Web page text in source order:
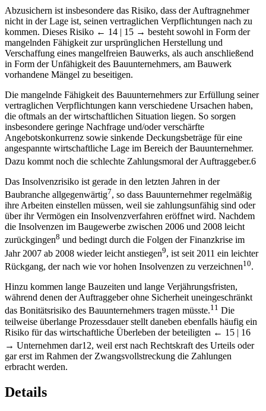
Abzusichern ist insbesondere das Risiko, dass der Auftragnehmer
nicht in der Lage ist, seinen vertraglichen Verpflichtungen nach zu
kommen. Dieses Risiko ← 14 | 15 → besteht sowohl in Form der
mangelnden Fähigkeit zur ursprünglichen Herstellung und
Verschaffung eines mangelfreien Bauwerks, als auch anschließend
in Form der Unfähigkeit des Bauunternehmers, am Bauwerk
vorhandene Mängel zu beseitigen.
Die mangelnde Fähigkeit des Bauunternehmers zur Erfüllung seiner
vertraglichen Verpflichtungen kann verschiedene Ursachen haben,
die oftmals an der wirtschaftlichen Situation liegen. So sorgen
insbesondere geringe Nachfrage und/oder verschärfte
Angebotskonkurrenz sowie sinkende Deckungsbeträge für eine
angespannte wirtschaftliche Lage im Bereich der Bauunternehmer.
Dazu kommt noch die schlechte Zahlungsmoral der Auftraggeber.6
Das Insolvenzrisiko ist gerade in den letzten Jahren in der
Baubranche allgegenwärtig7, so dass Bauunternehmer regelmäßig
ihre Arbeiten einstellen müssen, weil sie zahlungsunfähig sind oder
über ihr Vermögen ein Insolvenzverfahren eröffnet wird. Nachdem
die Insolvenzen im Baugewerbe zwischen 2006 und 2008 leicht
zurückgingen8 und bedingt durch die Folgen der Finanzkrise im
Jahr 2007 ab 2008 wieder leicht anstiegen9, ist seit 2011 ein leichter
Rückgang, der nach wie vor hohen Insolvenzen zu verzeichnen10.
Hinzu kommen lange Bauzeiten und lange Verjährungsfristen,
während denen der Auftraggeber ohne Sicherheit uneingeschränkt
das Bonitätsrisiko des Bauunternehmers tragen müsste.11 Die
teilweise überlange Prozessdauer stellt daneben ebenfalls häufig ein
Risiko für das wirtschaftliche Überleben der beteiligten ← 15 | 16
→ Unternehmen dar12, weil erst nach Rechtskraft des Urteils oder
gar erst im Rahmen der Zwangsvollstreckung die Zahlungen
erbracht werden.
Details